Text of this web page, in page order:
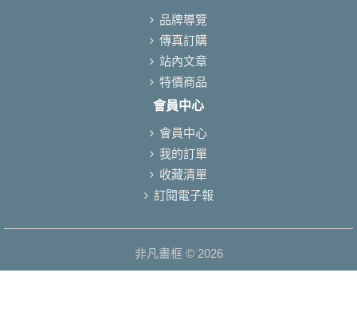
品牌導覽
傳真訂購
站內文章
特價商品
會員中心
會員中心
我的訂單
收藏清單
訂閱電子報
非凡畫框 © 2026